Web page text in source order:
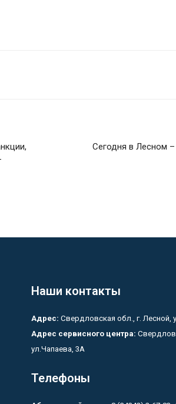
Сегодня в Лесном
Наши контакты
Адрес: Свердловская обл., г. Лесной,
Адрес сервисного центра:
ул.Чапаева, 3А
Телефоны